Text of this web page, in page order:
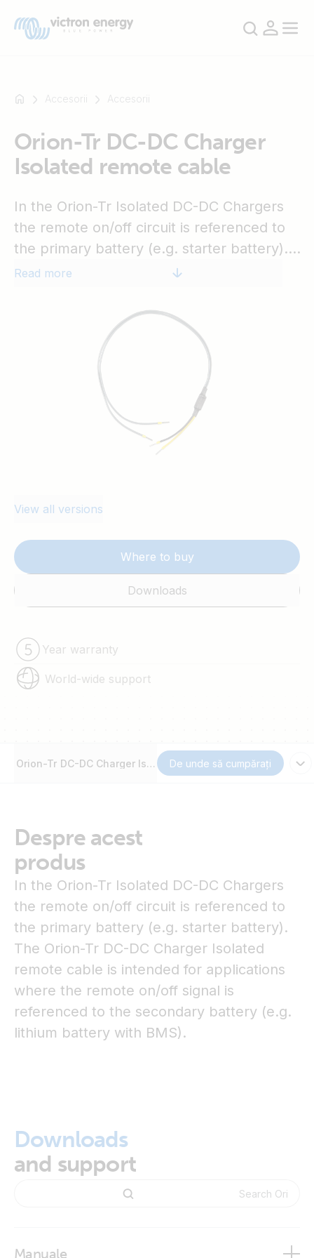
example
Multiplus-
Orion
XS
SmartShunt
Accesorii Accesorii
Orion-Tr DC-DC Charger
Isolated remote cable
In the Orion-Tr Isolated DC-DC Chargers
the remote on/off circuit is referenced to
the primary battery (e.g. starter battery).
The Orion-Tr DC-DC Charger Isolated
where the remote on/off signal is
referenced to the secondary battery (e.g.
lithium battery with BMS).
Read more
View all versions
Where to buy
Downloads
Year warranty
World-wide support
Orion-Tr DC-DC Charger Isolated remote cable
De unde să cumpărați
Despre acest
produs
In the Orion-Tr Isolated DC-DC Chargers
the remote on/off circuit is referenced to
the primary battery (e.g. starter battery).
The Orion-Tr DC-DC Charger Isolated
remote cable is intended for applications
where the remote on/off signal is
referenced to the secondary battery (e.g.
lithium battery with BMS).
Downloads
and support
Manuale